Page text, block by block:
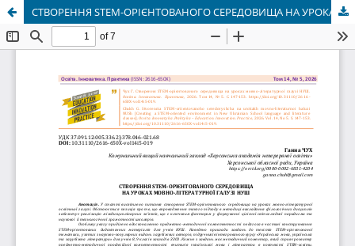
СТВОРЕННЯ STEM-ОРІЄНТОВАНОГО СЕРЕДОВИЩА НА УРОКАХ МОВНО-ЛІТЕРАТУРНОЇ ГАЛУЗІ НУШ